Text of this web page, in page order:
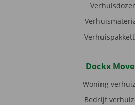
Dockx
Woning
Bedrijf